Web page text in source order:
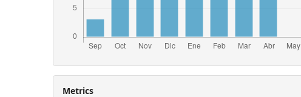
Metrics